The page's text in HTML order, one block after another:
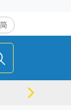
简
商場情報